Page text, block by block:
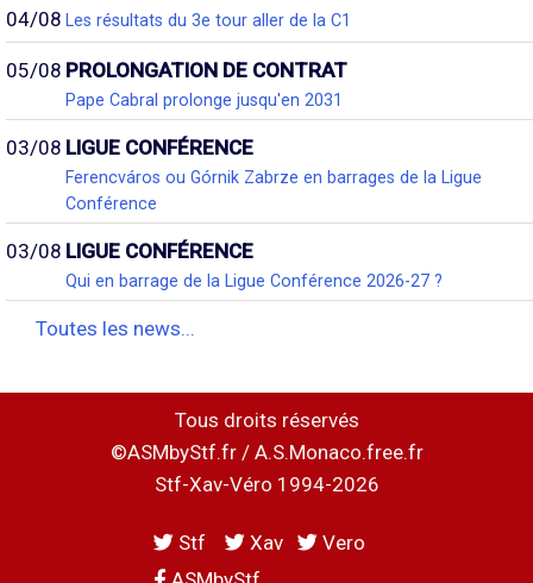
04/08 Les résultats du 3e tour aller de la C1
05/08 PROLONGATION DE CONTRAT
Pape Cabral prolonge jusqu'en 2031
03/08 LIGUE CONFÉRENCE
Ferencváros ou Górnik Zabrze en barrages de la Ligue
Conférence
03/08 LIGUE CONFÉRENCE
Qui en barrage de la Ligue Conférence 2026-27 ?
Toutes les news...
Tous droits réservés
©ASMbyStf.fr / A.S.Monaco.free.fr
Stf-Xav-Véro 1994-2026
Stf Xav
Vero